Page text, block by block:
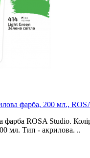
фарба, 200 мл.,
фарба ROSA Studio.
мл. Тип - акрилова. ..